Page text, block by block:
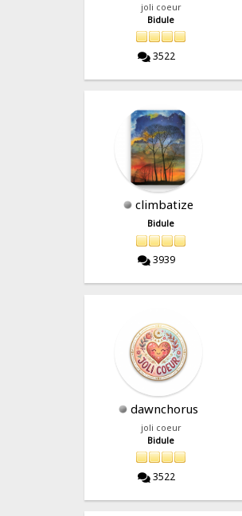
joli coeur
Bidule
3522
climbatize
Bidule
3939
dawnchorus
joli coeur
Bidule
3522